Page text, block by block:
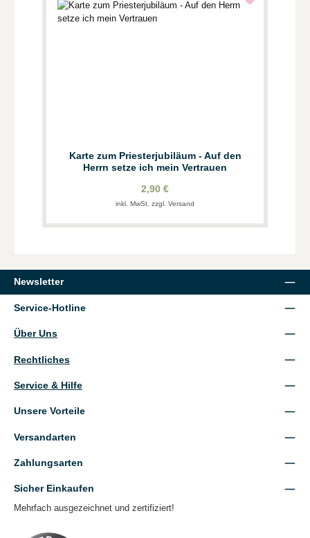
Karte zum Priesterjubiläum - Auf den
Herrn setze ich mein Vertrauen
2,90 €
inkl. MwSt. zzgl. Versand
Newsletter
Service-Hotline
Über Uns
Rechtliches
Service & Hilfe
Unsere Vorteile
Versandarten
Zahlungsarten
Sicher Einkaufen
Mehrfach ausgezeichnet und zertifiziert!